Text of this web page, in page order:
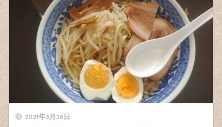
2021年3月26日